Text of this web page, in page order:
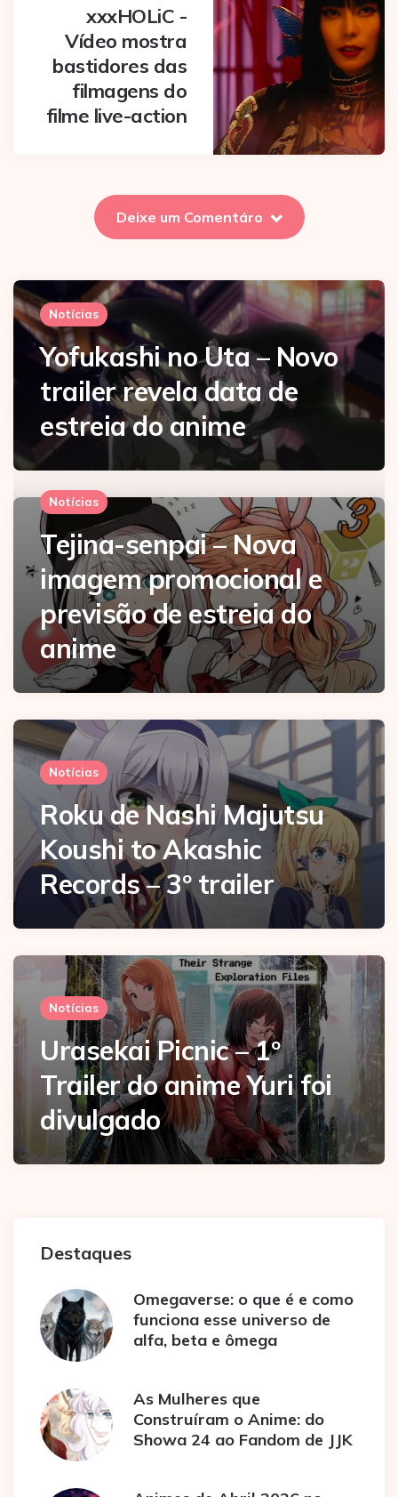
xxxHOLiC -
Vídeo mostra
bastidores das
filmagens do
filme live-action
Deixe um Comentáro
Notícias
Yofukashi no Uta – Novo
trailer revela data de
estreia do anime
Notícias
Tejina-senpai – Nova
imagem promocional e
previsão de estreia do
anime
Notícias
Roku de Nashi Majutsu
Koushi to Akashic
Records – 3º trailer
Notícias
Urasekai Picnic – 1º
Trailer do anime Yuri foi
divulgado
Destaques
Omegaverse: o que é e como
funciona esse universo de
alfa, beta e ômega
As Mulheres que
Construíram o Anime: do
Showa 24 ao Fandom de JJK